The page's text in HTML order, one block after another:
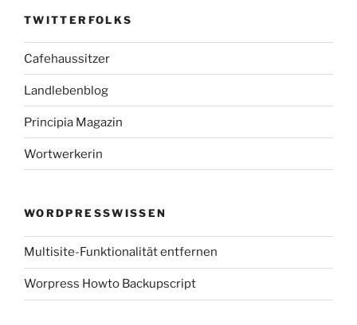
TWITTERFOLKS
Cafehaussitzer
Landlebenblog
Principia Magazin
Wortwerkerin
WORDPRESSWISSEN
Multisite-Funktionalität entfernen
Worpress Howto Backupscript